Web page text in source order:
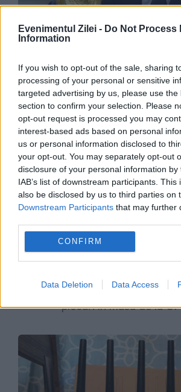
Evenimentul Zilei - Do Not Process
Information
If you wish to opt-out of the sale, sharing
processing of your personal or sensitive
targeted advertising by us, please use the
section to confirm your selection. Please
opt-out request is processed you may
interest-based ads based on personal
us or personal information disclosed to
your opt-out. You may separately opt-out
disclosure of your personal information
IAB’s list of downstream participants.
also be disclosed by us to third parties on
Downstream Participants that may further
CONFIRM
Data Deletion Data Access
presiunilor după scandalul
uriașe
Reacție furibundă a lui Ioan
umilința din Conference
plecări în masă de la